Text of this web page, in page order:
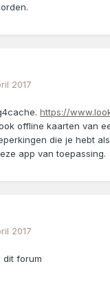
2017
https://
offline kaarten van
die je hebt
app van toepassing.
2017
dit forum